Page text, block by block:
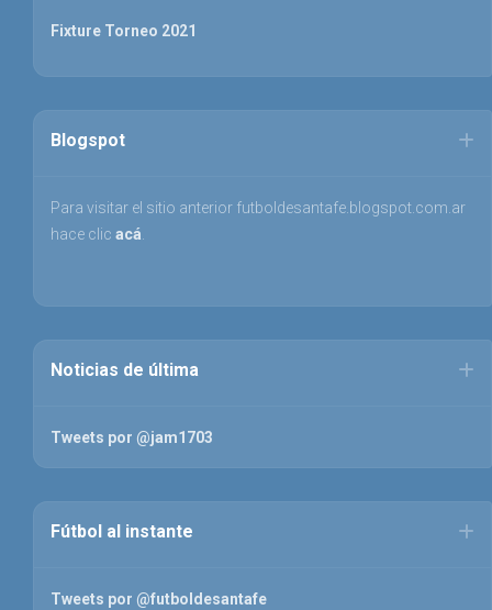
Fixture Torneo 2021
Blogspot
Para visitar el sitio anterior futboldesantafe.blogspot.com.ar
hace clic acá.
Noticias de última
Tweets por @jam1703
Fútbol al instante
Tweets por @futboldesantafe